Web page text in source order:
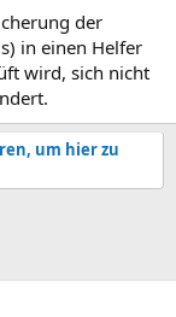
der
in einen Helfer
wird, sich nicht
um hier zu